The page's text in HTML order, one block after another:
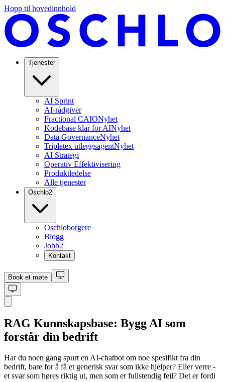
Hopp til hovedinnhold
Tjenester
AI Sprint
AI-rådgiver
Fractional CAIONyhet
Kodebase klar for AINyhet
Data GovernanceNyhet
Tripletex utleggsagentNyhet
AI Strategi
Operativ Effektivisering
Produktledelse
Alle tjenester
Oschlo2
Oschloborgere
Blogg
Jobb2
Kontakt
Book et møte
RAG Kunnskapsbase: Bygg AI som
forstår din bedrift
Har du noen gang spurt en AI-chatbot om noe spesifikt fra din
bedrift, bare for å få et generisk svar som ikke hjelper? Eller verre -
et svar som høres riktig ut, men som er fullstendig feil? Det er fordi